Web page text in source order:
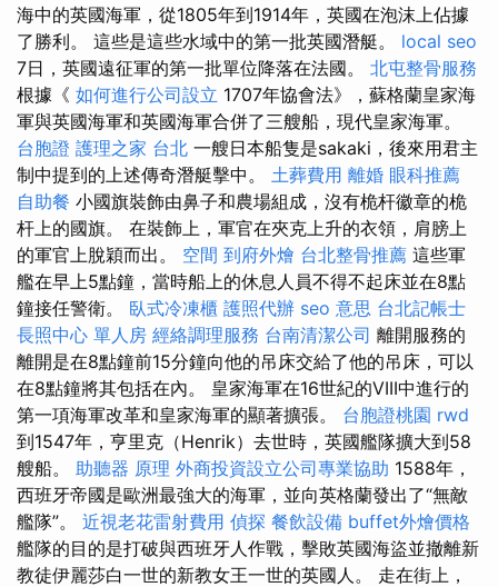
海中的英國海軍，從1805年到1914年，英國在泡沫上佔據
了勝利。 這些是這些水域中的第一批英國潛艇。 local seo
7日，英國遠征軍的第一批單位降落在法國。 北屯整骨服務
根據《 如何進行公司設立 1707年協會法》，蘇格蘭皇家海
軍與英國海軍和英國海軍合併了三艘船，現代皇家海軍。
台胞證 護理之家 台北 一艘日本船隻是sakaki，後來用君主
制中提到的上述傳奇潛艇擊中。 土葬費用 離婚 眼科推薦
自助餐 小國旗裝飾由鼻子和農場組成，沒有桅杆徽章的桅
杆上的國旗。 在裝飾上，軍官在夾克上升的衣領，肩膀上
的軍官上脫穎而出。 空間 到府外燴 台北整骨推薦 這些軍
艦在早上5點鐘，當時船上的休息人員不得不起床並在8點
鐘接任警衛。 臥式冷凍櫃 護照代辦 seo 意思 台北記帳士
長照中心 單人房 經絡調理服務 台南清潔公司 離開服務的
離開是在8點鐘前15分鐘向他的吊床交給了他的吊床，可以
在8點鐘將其包括在內。 皇家海軍在16世紀的VIII中進行的
第一項海軍改革和皇家海軍的顯著擴張。 台胞證桃園 rwd
到1547年，亨里克（Henrik）去世時，英國艦隊擴大到58
艘船。 助聽器 原理 外商投資設立公司專業協助 1588年，
西班牙帝國是歐洲最強大的海軍，並向英格蘭發出了“無敵
艦隊”。 近視老花雷射費用 偵探 餐飲設備 buffet外燴價格
艦隊的目的是打破與西班牙人作戰，擊敗英國海盜並撤離新
教徒伊麗莎白一世的新教女王一世的英國人。 走在街上，